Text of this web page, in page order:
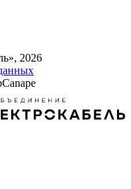
2026